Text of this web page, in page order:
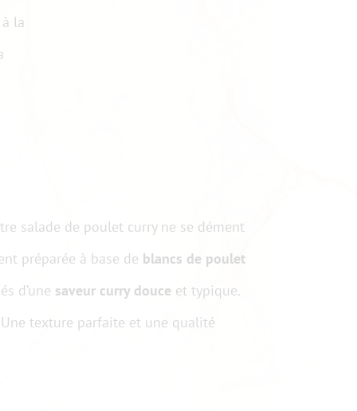
la
salade de poulet curry ne se dément
préparée à base de blancs de poulet
d’une saveur curry douce et typique.
texture parfaite et une qualité